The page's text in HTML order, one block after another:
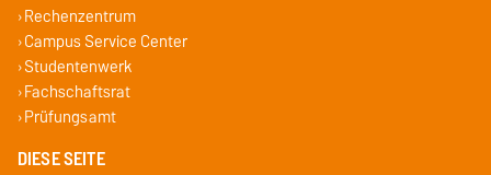
Rechenzentrum
Campus Service Center
Studentenwerk
Fachschaftsrat
Prüfungsamt
DIESE SEITE